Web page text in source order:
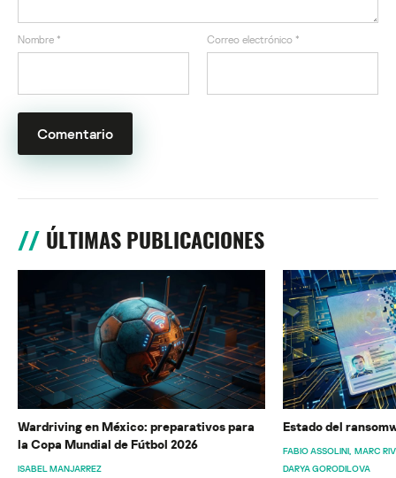
Nombre * Correo electrónico *
ÚLTIMAS PUBLICACIONES
Wardriving en México: preparativos para
la Copa Mundial de Fútbol 2026
ISABEL MANJARREZ
Estado del
FABIO ASSOLINI MARC
DARYA GORODILOVA